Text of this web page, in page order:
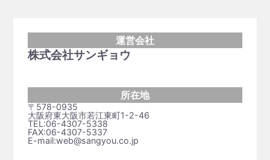
運営会社
株式会社サンギョウ
所在地
〒578-0935
大阪府東大阪市若江東町1-2-46
TEL:06-4307-5338
FAX:06-4307-5337
E-mail:web@sangyou.co.jp